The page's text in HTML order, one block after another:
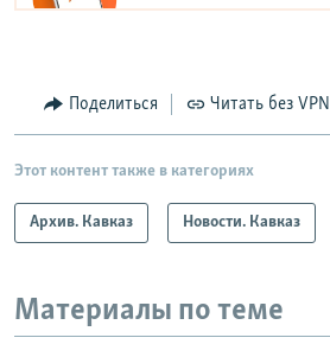
Поделиться Читать без VPN
Этот контент также в категориях
Архив. Кавказ Новости. Кавказ
Материалы по теме